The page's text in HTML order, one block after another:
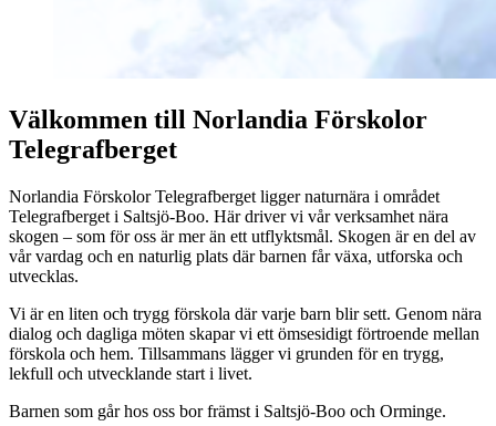
Välkommen till Norlandia Förskolor
Telegrafberget
Norlandia Förskolor Telegrafberget ligger naturnära i området
Telegrafberget i Saltsjö-Boo. Här driver vi vår verksamhet nära
skogen – som för oss är mer än ett utflyktsmål. Skogen är en del av
vår vardag och en naturlig plats där barnen får växa, utforska och
utvecklas.
Vi är en liten och trygg förskola där varje barn blir sett. Genom nära
dialog och dagliga möten skapar vi ett ömsesidigt förtroende mellan
förskola och hem. Tillsammans lägger vi grunden för en trygg,
lekfull och utvecklande start i livet.
Barnen som går hos oss bor främst i Saltsjö-Boo och Orminge.